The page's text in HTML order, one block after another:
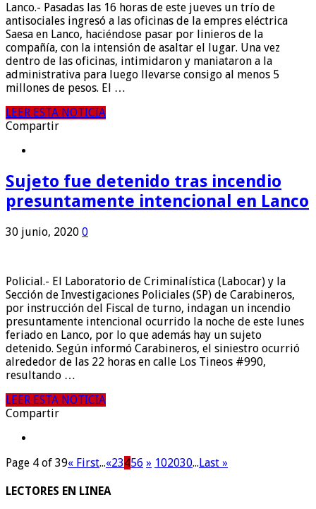
Lanco.- Pasadas las 16 horas de este jueves un trío de
antisociales ingresó a las oficinas de la empres eléctrica
Saesa en Lanco, haciéndose pasar por linieros de la
compañía, con la intensión de asaltar el lugar. Una vez
dentro de las oficinas, intimidaron y maniataron a la
administrativa para luego llevarse consigo al menos 5
millones de pesos. El …
LEER ESTA NOTICIA
Compartir
Sujeto fue detenido tras incendio
presuntamente intencional en Lanco
30 junio, 2020 0
Policial.- El Laboratorio de Criminalística (Labocar) y la
Sección de Investigaciones Policiales (SP) de Carabineros,
por instrucción del Fiscal de turno, indagan un incendio
presuntamente intencional ocurrido la noche de este lunes
feriado en Lanco, por lo que además hay un sujeto
detenido. Según informó Carabineros, el siniestro ocurrió
alrededor de las 22 horas en calle Los Tineos #990,
resultando …
LEER ESTA NOTICIA
Compartir
Page 4 of 39« First...«23456 » 102030...Last »
LECTORES EN LINEA